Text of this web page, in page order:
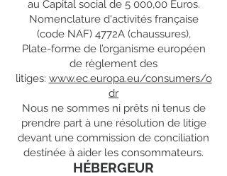
au Capital social de 5 000,00 Euros.
Nomenclature d'activités française
(code NAF) 4772A (chaussures),
Plate-forme de l’organisme européen
de règlement des
litiges: www.ec.europa.eu/consumers/o
dr
Nous ne sommes ni prêts ni tenus de
prendre part à une résolution de litige
devant une commission de conciliation
destinée à aider les consommateurs.
HÉBERGEUR